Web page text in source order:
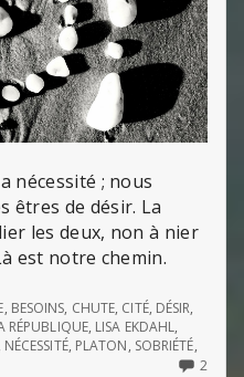
nécessité ; nous
êtres de désir. La
les deux, non à nier
est notre chemin.
, BESOINS, CHUTE, CITÉ, DÉSIR,
RÉPUBLIQUE, LISA EKDAHL,
NÉCESSITÉ, PLATON, SOBRIÉTÉ,
2